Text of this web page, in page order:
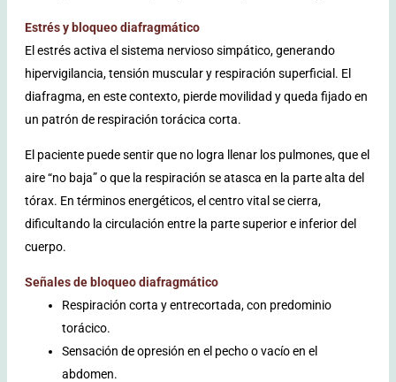
Estrés y bloqueo diafragmático
El estrés activa el sistema nervioso simpático, generando
hipervigilancia, tensión muscular y respiración superficial. El
diafragma, en este contexto, pierde movilidad y queda fijado en
un patrón de respiración torácica corta.
El paciente puede sentir que no logra llenar los pulmones, que el
aire “no baja” o que la respiración se atasca en la parte alta del
tórax. En términos energéticos, el centro vital se cierra,
dificultando la circulación entre la parte superior e inferior del
cuerpo.
Señales de bloqueo diafragmático
Respiración corta y entrecortada, con predominio
torácico.
Sensación de opresión en el pecho o vacío en el
abdomen.